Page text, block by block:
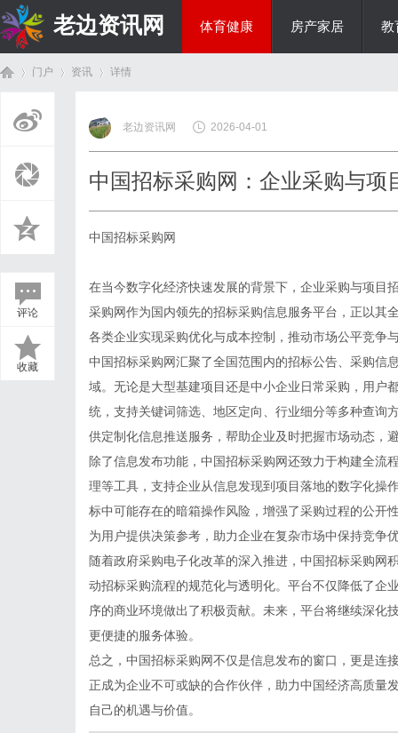
老边资讯网 体育健康 房产家居 教
门户 资讯
›
详情
评论
收藏
老边资讯网 2026-04-01
中国招标采购网：企业采购与项
中国招标采购网
在当今数字化经济快速发展的背景下，企业采购与项目
采购网作为国内领先的招标采购信息服务平台，正以其
各类企业实现采购优化与成本控制，推动市场公平竞争
中国招标采购网汇聚了全国范围内的招标公告、采购信
域。无论是大型基建项目还是中小企业日常采购，用户
统，支持关键词筛选、地区定向、行业细分等多种查询
供定制化信息推送服务，帮助企业及时把握市场动态，
除了信息发布功能，中国招标采购网还致力于构建全流
理等工具，支持企业从信息发现到项目落地的数字化操
标中可能存在的暗箱操作风险，增强了采购过程的公开
为用户提供决策参考，助力企业在复杂市场中保持竞争
随着政府采购电子化改革的深入推进，中国招标采购网
动招标采购流程的规范化与透明化。平台不仅降低了企
序的商业环境做出了积极贡献。未来，平台将继续深化
更便捷的服务体验。
总之，中国招标采购网不仅是信息发布的窗口，更是连
正成为企业不可或缺的合作伙伴，助力中国经济高质量
自己的机遇与价值。